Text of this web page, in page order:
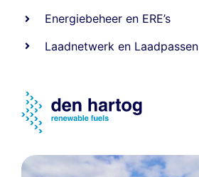
Energiebeheer en ERE’s
Laadnetwerk en Laadpassen